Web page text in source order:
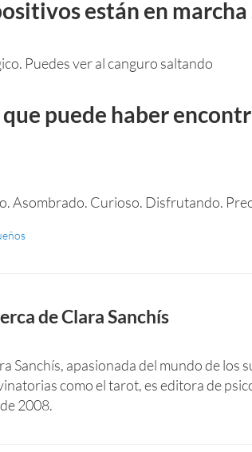
están en marcha
Puedes ver al canguro saltando
puede haber
Asombrado. Curioso. Disfrutando.
deClara Sanchís
Sanchís, apasionada del mundo de los
como el tarot, es editora de
2008.